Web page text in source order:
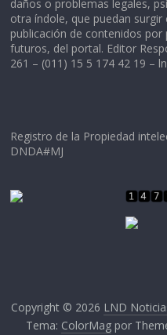
daños o problemas legales,
otra índole, que puedan
publicación de contenidos
futuros, del portal. Editor
261 – (011) 15 5 174 42 19 –
Registro de la Propiedad
DNDA#MJ
Copyright © 2026 LND
Tema: ColorMag por